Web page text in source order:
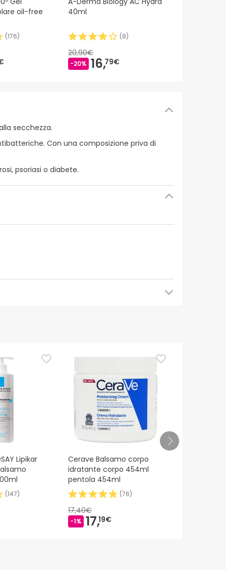
oil-free
(176)
40ml
(8)
20,90€
-20% 16,79€
secchezza.
Con una composizione priva di
psoriasi o diabete.
utilizzarlo. Se avete domande sulla sicurezza,
Lipikar
(147)
Cerave Balsamo corpo
idratante corpo 454ml
pentola 454ml
(76)
17,40€
-1% 17,19€